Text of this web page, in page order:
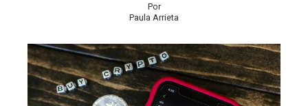
Por
Paula Arrieta